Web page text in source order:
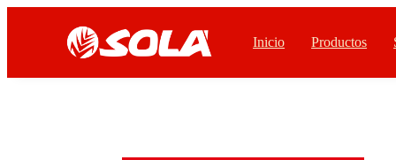
Inicio Productos